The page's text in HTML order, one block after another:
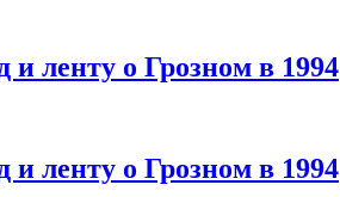
ленту о Грозном в 1994
ленту о Грозном в 1994